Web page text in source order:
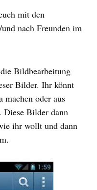
mit den
nach Freunden im
Bildbearbeitung
Bilder. Ihr könnt
oder aus
Diese Bilder dann
ihr wollt und dann